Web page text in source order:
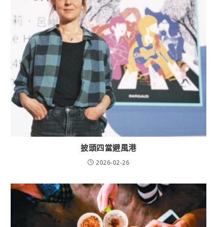
披頭四當避風港
2026-02-26